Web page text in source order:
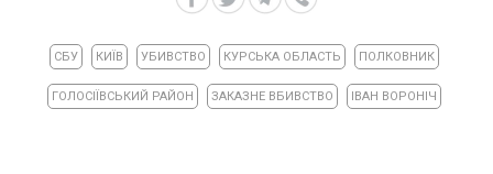
СБУ КИЇВ УБИВСТВО КУРСЬКА ОБЛАСТЬ ПОЛКОВНИК
ГОЛОСІЇВСЬКИЙ РАЙОН ЗАКАЗНЕ ВБИВСТВО ІВАН ВОРОНІЧ